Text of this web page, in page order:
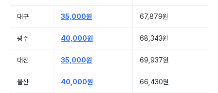
대구 35,000원 67,879원
광주 40,000원 68,343원
대전 35,000원 69,937원
울산 40,000원 66,430원